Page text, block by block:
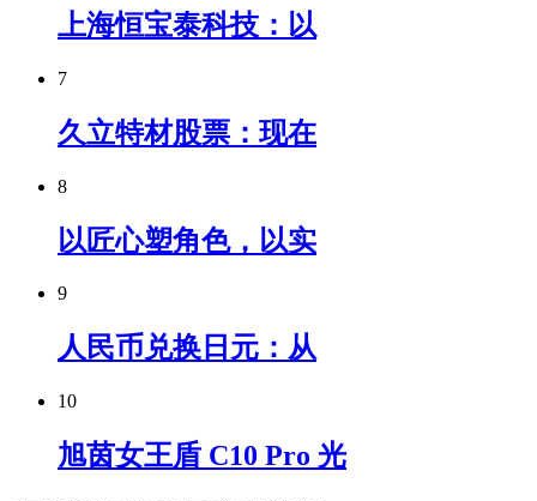
上海恒宝泰科技：以
7
久立特材股票：现在
8
以匠心塑角色，以实
9
人民币兑换日元：从
10
旭茵女王盾 C10 Pro 光